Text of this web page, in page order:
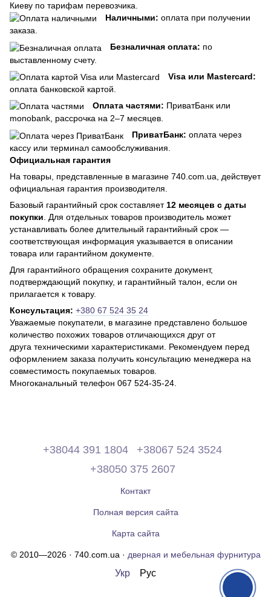
Киеву по тарифам перевозчика.
Наличными: оплата при получении
заказа.
Безналичная оплата: по
выставленному счету.
Visa или Mastercard:
оплата банковской картой.
Оплата частями: ПриватБанк или
monobank, рассрочка на 2–7 месяцев.
ПриватБанк: оплата через
кассу или терминал самообслуживания.
Официальная гарантия
На товары, представленные в магазине 740.com.ua, действует
официальная гарантия производителя.
Базовый гарантийный срок составляет 12 месяцев с даты
покупки . Для отдельных товаров производитель может
устанавливать более длительный гарантийный срок —
соответствующая информация указывается в описании
товара или гарантийном документе.
Для гарантийного обращения сохраните документ,
подтверждающий покупку, и гарантийный талон, если он
прилагается к товару.
Консультация: +380 67 524 35 24
Уважаемые покупатели, в магазине представлено большое
количество похожих товаров отличающихся друг от
друга техническими характеристиками. Рекомендуем перед
оформлением заказа получить консультацию менеджера на
совместимость покупаемых товаров.
Многоканальный телефон 067 524-35-24.
+38044 391 1804
+38067 524 3524
+38050 375 2607
Контакт
Полная версия сайта
Карта сайта
© 2010—2026 · 740.com.ua · дверная и мебельная фурнитура
Укр Рус